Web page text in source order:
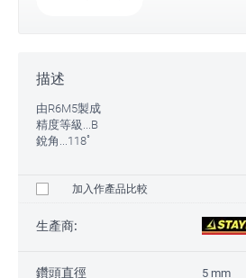
描述
由R6M5製成
精度等級...B
銳角...118˚
加入作產品比較
生產商:
鑽頭直徑 5 mm